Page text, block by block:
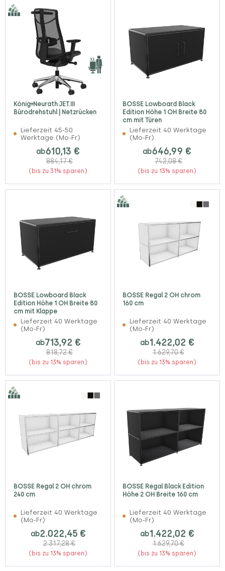
König+Neurath JET.III
Bürodrehstuhl | Netzrücken
Lieferzeit 45-50
Werktage (Mo-Fr)
ab610,13 €
884,17 €
(bis zu 31% sparen)
BOSSE Lowboard Black
Edition Höhe 1 OH Breite 80
cm mit Türen
Lieferzeit 40 Werktage
(Mo-Fr)
ab646,99 €
742,08 €
(bis zu 13% sparen)
BOSSE Lowboard Black
Edition Höhe 1 OH Breite 80
cm mit Klappe
Lieferzeit 40 Werktage
(Mo-Fr)
ab713,92 €
818,72 €
(bis zu 13% sparen)
BOSSE Regal 2 OH chrom
160 cm
Lieferzeit 40 Werktage
(Mo-Fr)
ab1.422,02 €
1.629,70 €
(bis zu 13% sparen)
BOSSE Regal 2 OH chrom
240 cm
Lieferzeit 40 Werktage
(Mo-Fr)
ab2.022,45 €
2.317,28 €
(bis zu 13% sparen)
BOSSE Regal Black Edition
Höhe 2 OH Breite 160 cm
Lieferzeit 40 Werktage
(Mo-Fr)
ab1.422,02 €
1.629,70 €
(bis zu 13% sparen)